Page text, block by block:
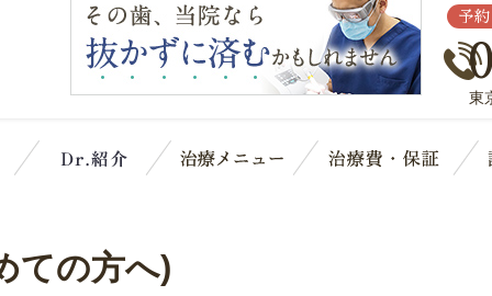
予
東
クリニック概要(初めての方へ)
スタッフ紹介 治療メニュー 治
ての方へ)